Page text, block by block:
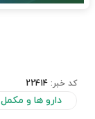
کد خبر: 22414
دارو ها و